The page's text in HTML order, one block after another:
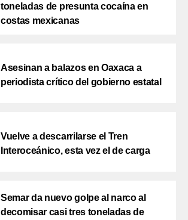
toneladas de presunta cocaína en
costas mexicanas
Asesinan a balazos en Oaxaca a
periodista crítico del gobierno estatal
Vuelve a descarrilarse el Tren
Interoceánico, esta vez el de carga
Semar da nuevo golpe al narco al
decomisar casi tres toneladas de